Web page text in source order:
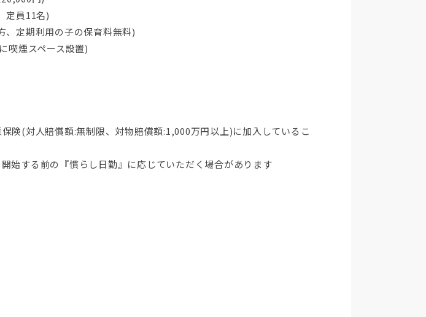
定員11名)
、定期利用の子の保育料無料)
喫煙スペース設置)
険(対人賠償額:無制限、対物賠償額:1,000万円以上)に加入しているこ
始する前の『慣らし日勤』に応じていただく場合があります